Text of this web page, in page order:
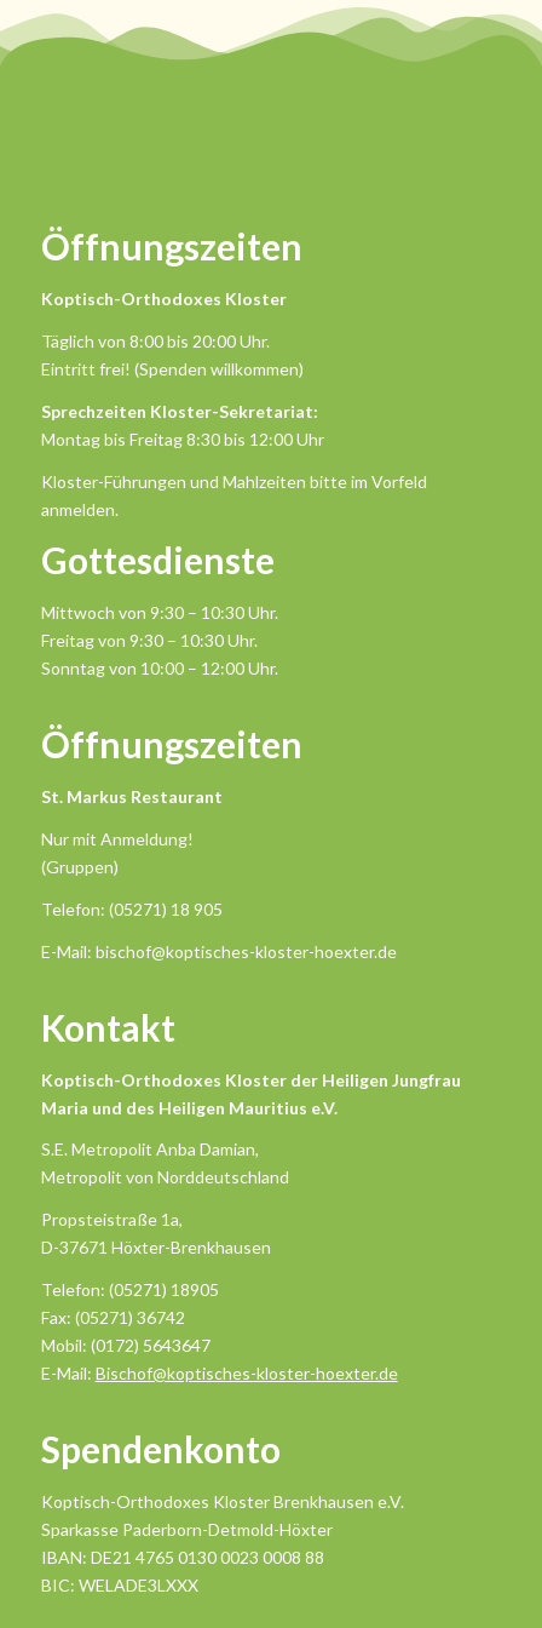
Öffnungszeiten
Koptisch-Orthodoxes Kloster
Täglich von 8:00 bis 20:00 Uhr.
Eintritt frei! (Spenden willkommen)
Sprechzeiten Kloster-Sekretariat:
Montag bis Freitag 8:30 bis 12:00 Uhr
Kloster-Führungen und Mahlzeiten bitte im Vorfeld
anmelden.
Gottesdienste
Mittwoch von 9:30 – 10:30 Uhr.
Freitag von 9:30 – 10:30 Uhr.
Sonntag von 10:00 – 12:00 Uhr.
Öffnungszeiten
St. Markus Restaurant
Nur mit Anmeldung!
(Gruppen)
Telefon: (05271) 18 905
E-Mail: bischof@koptisches-kloster-hoexter.de
Kontakt
Koptisch-Orthodoxes Kloster der Heiligen Jungfrau
Maria und des Heiligen Mauritius e.V.
S.E. Metropolit Anba Damian,
Metropolit von Norddeutschland
Propsteistraße 1a,
D-37671 Höxter-Brenkhausen
Telefon: (05271) 18905
Fax: (05271) 36742
Mobil: (0172) 5643647
E-Mail: Bischof@koptisches-kloster-hoexter.de
Spendenkonto
Koptisch-Orthodoxes Kloster Brenkhausen e.V.
Sparkasse Paderborn-Detmold-Höxter
IBAN: DE21 4765 0130 0023 0008 88
BIC: WELADE3LXXX